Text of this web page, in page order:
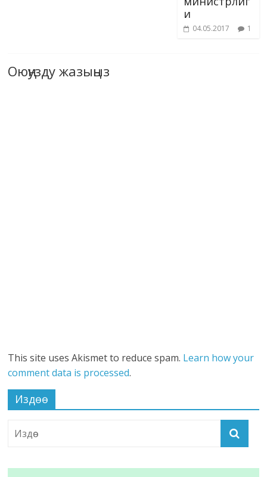
и
04.05.2017 1
Оюңузду жазыңыз
This site uses Akismet to reduce spam. Learn how your
comment data is processed.
Издөө